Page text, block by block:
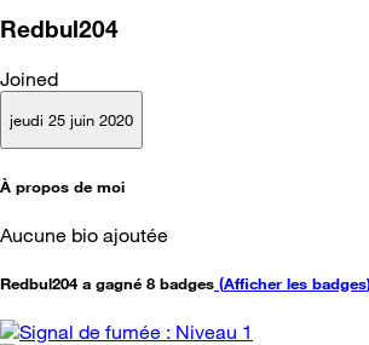
Redbul204
Joined
jeudi 25 juin 2020
À propos de moi
Aucune bio ajoutée
Redbul204 a gagné 8 badges (Afficher les badges